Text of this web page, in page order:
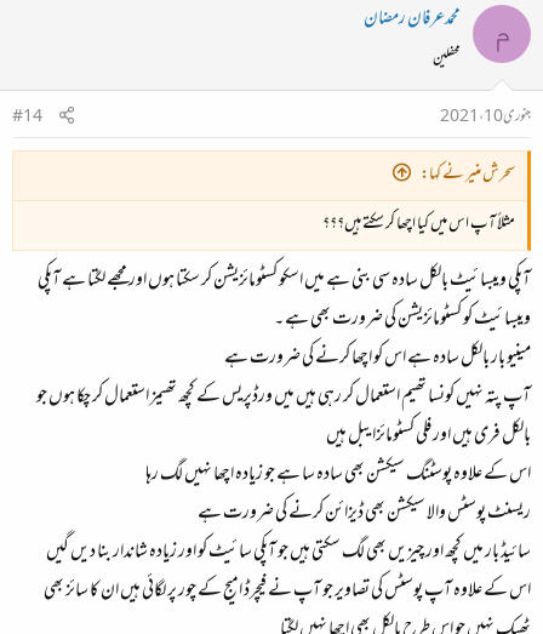
م محمدعرفان رمضان
محفلین
جنوری 10، 2021
#14
سحرش منیر نے کہا:
مثلاً آپ اس میں کیا اچھا کر سکتے ہیں؟؟؟
آپکی ویبسائیٹ بالکل سادہ سی بنی ہے میں اسکو کسٹومائزیشن کر سکتا ہوں اور مجھے لگتا ہے آپکی
ویبسائیٹ کو کسٹومائزیشن کی ضرورت بھی ہے ۔
مینیو بار بالکل سادہ ہے اس کو اچھا کرنے کی ضرورت ہے
آپ پتہ نہیں کونسا تھیم استعمال کر رہی ہیں میں ورڈپریس کے کچھ تھیمز استعمال کر چکا ہوں جو
بالکل فری ہیں اور فلی کسٹومائزایبل ہیں
اس کے علاوہ پوسٹنگ سیکشن بھی سادہ سا ہے جو زیادہ اچھا نہیں لگ رہا
ریسنٹ پوسٹس والا سیکشن بھی ڈیزائن کرنے کی ضرورت ہے
سائیڈ بار میں کچھ اور چیزیں بھی لگ سکتی ہیں جو آپکی سائیٹ کو اور زیادہ شاندار بنا دیں گیں
اس کے علاوہ آپ پوسٹس کی تصاویر جو آپ نے فیچرڈ امیج کے چور پر لگائی ہیں ان کا سائز بھی